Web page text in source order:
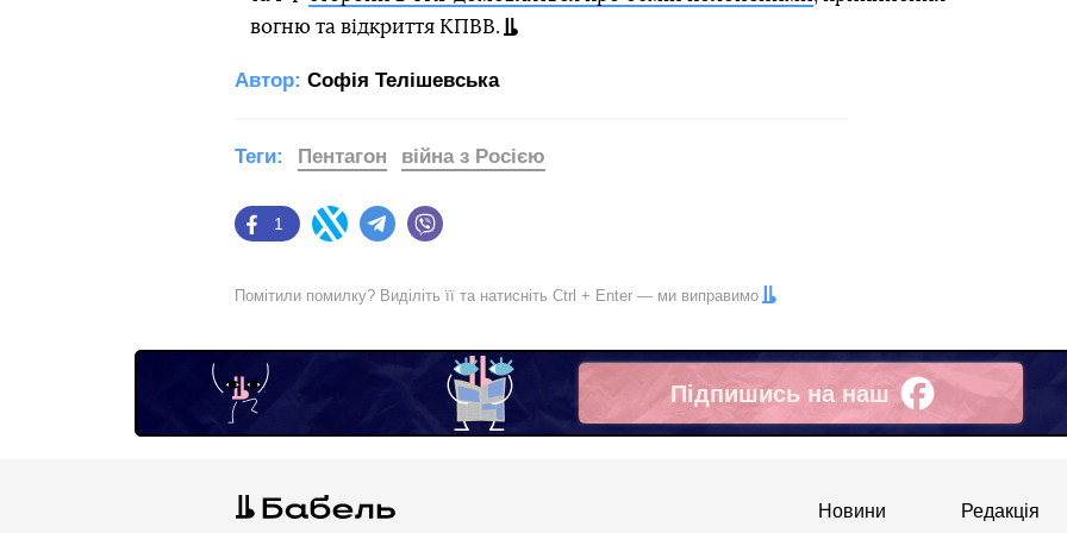
вогню та відкриття КПВВ.
Автор: Софія Телішевська
Facebook
1
Twitter Telegram
Теги: Пентагон війна з Росією
Помітили помилку? Виділіть її та натисніть Ctrl + Enter — ми виправимо
Підпишись на наш
Facebook
Новини Редакція